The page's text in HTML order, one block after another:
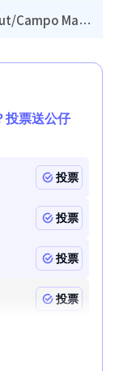
開倉優惠｜銅鑼灣時代廣場Doughnut/Campo Marzio開倉低至1折！背囊、書包、手袋劈價$200起